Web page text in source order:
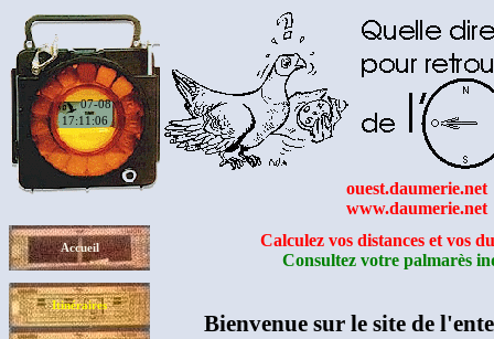
17:11:07
07-08
Accueil
ouest.daumerie.net
www.daumerie.net
Calculez vos distances et vos
Consultez votre palmarès
Itinéraires
Bienvenue sur le site de